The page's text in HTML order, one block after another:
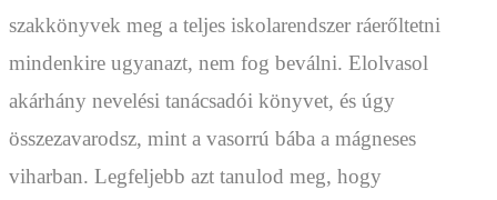
szakkönyvek meg a teljes iskolarendszer ráerőltetni
mindenkire ugyanazt, nem fog beválni. Elolvasol
akárhány nevelési tanácsadói könyvet, és úgy
összezavarodsz, mint a vasorrú bába a mágneses
viharban. Legfeljebb azt tanulod meg, hogy